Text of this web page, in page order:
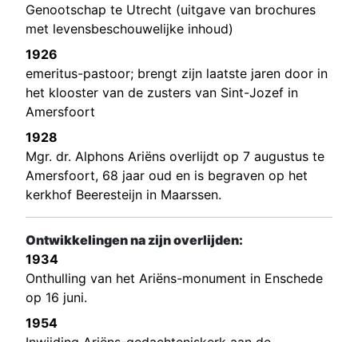
Genootschap te Utrecht (uitgave van brochures
met levensbeschouwelijke inhoud)
1926
emeritus-pastoor; brengt zijn laatste jaren door in
het klooster van de zusters van Sint-Jozef in
Amersfoort
1928
Mgr. dr. Alphons Ariëns overlijdt op 7 augustus te
Amersfoort, 68 jaar oud en is begraven op het
kerkhof Beeresteijn in Maarssen.
Ontwikkelingen na zijn overlijden:
1934
Onthulling van het Ariëns-monument in Enschede
op 16 juni.
1954